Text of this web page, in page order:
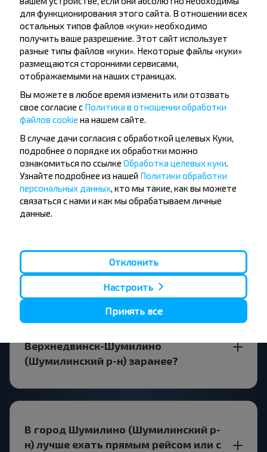
путешествуй с нами дешевле!
Подписаться
Вопрос - Ответ
Как приобрести билеты на рейс?
поездки по направлению?
Верхнедвинск-Шумилино
(Шумилинский р-н) заранее?
В город Шумилино (Шумилинский р-
н) лучше ехать прямым рейсом или с
для функционирования этого сайта. В отношении всех
остальных типов файлов «куки» необходимо
получить ваше разрешение. Этот сайт использует
разные типы файлов «куки». Некоторые файлы «куки»
размещаются сторонними сервисами,
отображаемыми на наших страницах.
Вы можете в любое время изменить или отозвать
свое согласие с Политика в отношении обработки
файлов cookie на нашем сайте.
В случае дачи согласия с обработкой целевых Куки,
подробнее о порядке их обработки можно
ознакомиться по ссылке Обработка целевых куки.
Узнайте подробнее из нашей Политики обработки
персональных данных, кто мы такие, как вы можете
связаться с нами и как мы обрабатываем личные
данные.
Отклонить
Настроить
Принять все